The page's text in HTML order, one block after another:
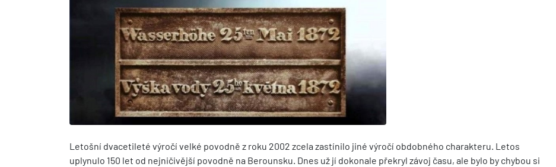
Letošní dvacetileté výročí velké povodně z roku 2002 zcela zastínilo jiné výročí obdobného charakteru. Letos
uplynulo 150 let od nejničivější povodně na Berounsku. Dnes už jí dokonale překryl závoj času, ale bylo by chybou si